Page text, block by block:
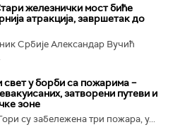
железнички мост биће
атракција, завршетак до
Србије Александар Вучић
свет у борби са пожарима –
затворени путеви и
зоне
су забележена три пожара, у...